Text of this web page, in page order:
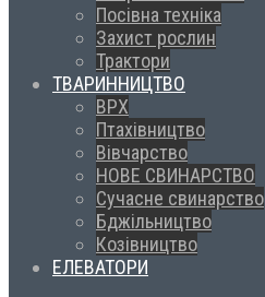
Посівна техніка
Захист рослин
Трактори
ТВАРИННИЦТВО
ВРХ
Птахівництво
Вівчарство
НОВЕ СВИНАРСТВО
Сучасне свинарство
Бджільництво
Козівництво
ЕЛЕВАТОРИ